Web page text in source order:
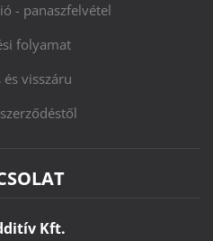
- panaszfelvétel
folyamat
és visszáru
Kft.